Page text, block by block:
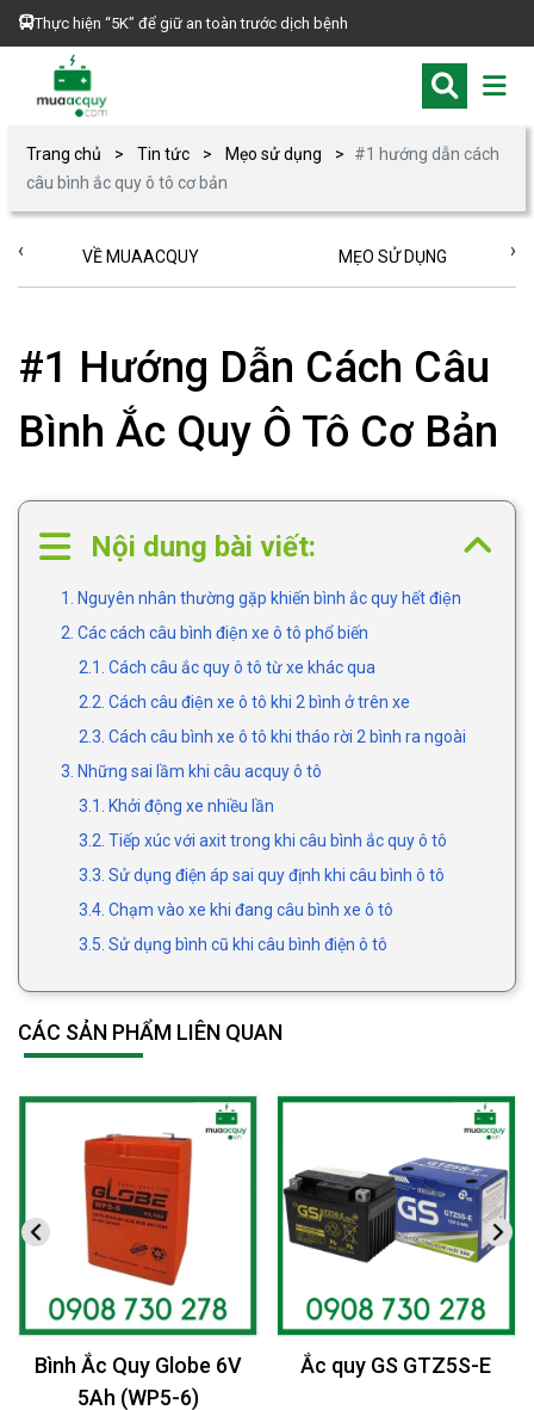
Thực hiện “5K” để giữ an toàn trước dịch bệnh
Trang chủ Tin tức Mẹo sử dụng
#1 hướng dẫn cách
câu bình ắc quy ô tô cơ bản
VỀ MUAACQUY MẸO SỬ DỤNG
‹ ›
#1 Hướng Dẫn Cách Câu
Bình Ắc Quy Ô Tô Cơ Bản
Nội dung bài viết:
1. Nguyên nhân thường gặp khiến bình ắc quy hết điện
2. Các cách câu bình điện xe ô tô phổ biến
2.1. Cách câu ắc quy ô tô từ xe khác qua
2.2. Cách câu điện xe ô tô khi 2 bình ở trên xe
2.3. Cách câu bình xe ô tô khi tháo rời 2 bình ra ngoài
3. Những sai lầm khi câu acquy ô tô
3.1. Khởi động xe nhiều lần
3.2. Tiếp xúc với axit trong khi câu bình ắc quy ô tô
3.3. Sử dụng điện áp sai quy định khi câu bình ô tô
3.4. Chạm vào xe khi đang câu bình xe ô tô
3.5. Sử dụng bình cũ khi câu bình điện ô tô
CÁC SẢN PHẨM LIÊN QUAN
Bình Ắc Quy Globe 6V
5Ah (WP5-6)
Ắc quy GS GTZ5S-E